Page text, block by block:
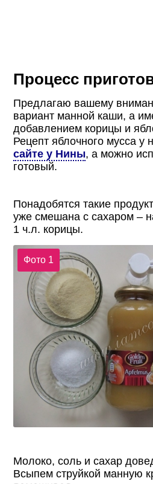
Процесс
Предлагаю вашему
вариант манной каши, а
добавлением корицы и
Рецепт яблочного мусса у
сайте у Нины, а можно
готовый.
Понадобятся такие
уже смешана с сахаром –
1 ч.л. корицы.
Фото 1
Молоко, соль и сахар
Всыпем струйкой манную